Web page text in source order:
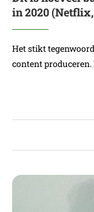
in 2020
Het stikt
content